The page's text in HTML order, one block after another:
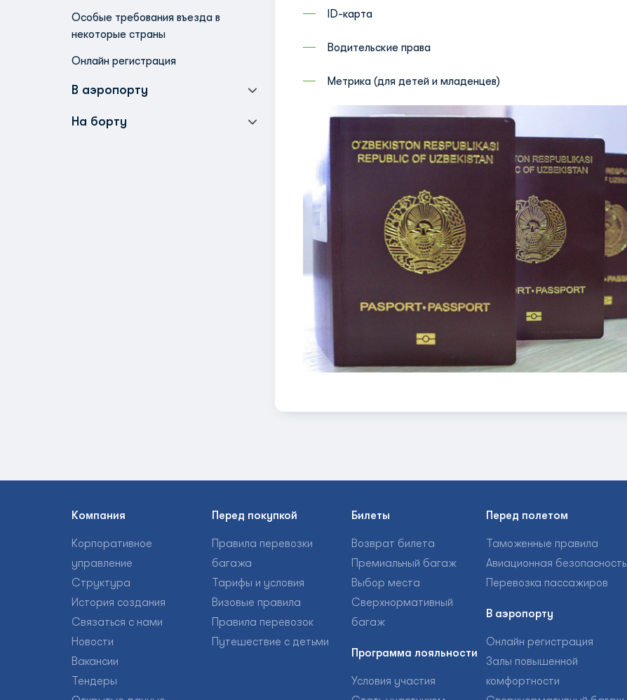
Особые требования въезда в
некоторые страны
Онлайн регистрация
В аэропорту
На борту
ID-карта
Водительские права
Метрика (для детей и младенцев)
Компания
Корпоративное
управление
Структура
История создания
Связаться с нами
Новости
Вакансии
Тендеры
Перед покупкой
Правила перевозки
багажа
Тарифы и условия
Визовые правила
Правила перевозок
Путешествие с детьми
Билеты
Возврат билета
Премиальный багаж
Выбор места
Сверхнормативный
багаж
Программа лояльности
Условия участия
Перед полетом
Таможенные правила
Авиационная безопасность
Перевозка пассажиров
В аэропорту
Онлайн регистрация
Залы повышенной
комфортности